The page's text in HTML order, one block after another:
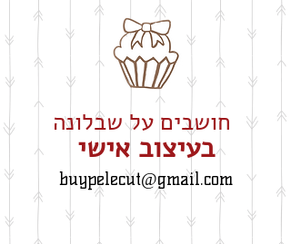
​בעיצוב אישי
buypelecut@gmail.com